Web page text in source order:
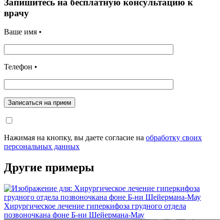
врачу
Ваше имя •
Телефон •
Записаться на прием
Нажимая на кнопку, вы даете согласие на обработку своих
персональных данных
Другие примеры
Хирургическое лечение гиперкифоза грудного отдела
позвоночкана фоне Б-ни Шейермана-Мау